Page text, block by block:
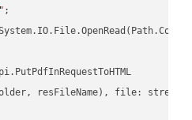
resFileName), file: stream);